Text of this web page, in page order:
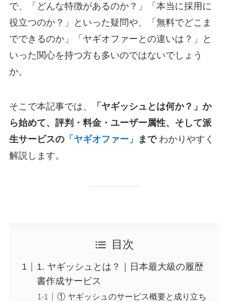
で、「どんな特徴があるのか？」「本当に採用に
役立つのか？」といった疑問や、「無料でどこま
でできるのか」「ヤギオファーとの違いは？」と
いった関心を持つ方も多いのではないでしょう
か。
そこで本記事では、
「ヤギッシュとは何か？」か
ら始めて、評判・料金・ユーザー属性、そして派
生サービスの「ヤギオファー」 までわかりやすく
解説します。
目次
1. ヤギッシュとは？｜日本最大級の履歴
書作成サービス
① ヤギッシュのサービス概要と成り立ち